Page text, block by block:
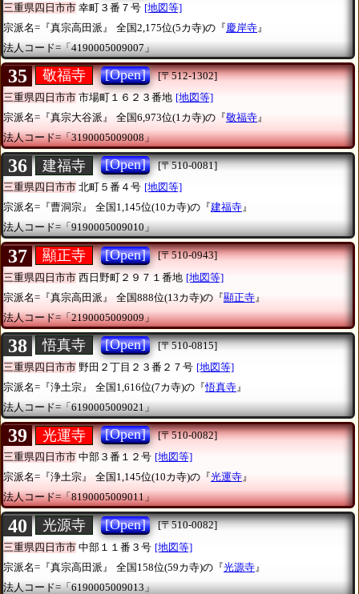
三重県四日市市 幸町３番７号 [地図等]
宗派名=『真宗高田派』
全国2,175位(5カ寺)の『慶岸寺 』
法人コード=「4190005009007」
35 敬福寺 [Open]
[〒512-1302]
三重県四日市市 市場町１６２３番地 [地図等]
宗派名=『真宗大谷派』
全国6,973位(1カ寺)の『敬福寺 』
法人コード=「3190005009008」
36 建福寺 [Open]
[〒510-0081]
三重県四日市市 北町５番４号 [地図等]
宗派名=『曹洞宗』
全国1,145位(10カ寺)の『建福寺』
法人コード=「9190005009010」
37 顯正寺 [Open]
[〒510-0943]
三重県四日市市 西日野町２９７１番地 [地図等]
宗派名=『真宗高田派』
全国888位(13カ寺)の『顯正寺 』
法人コード=「2190005009009」
38 悟真寺 [Open]
[〒510-0815]
三重県四日市市 野田２丁目２３番２７号 [地図等]
宗派名=『浄土宗』
全国1,616位(7カ寺)の『悟真寺 』
法人コード=「6190005009021」
39 光運寺 [Open]
[〒510-0082]
三重県四日市市 中部３番１２号 [地図等]
宗派名=『浄土宗』
全国1,145位(10カ寺)の『光運寺』
法人コード=「8190005009011」
40 光源寺 [Open]
[〒510-0082]
三重県四日市市 中部１１番３号 [地図等]
宗派名=『真宗高田派』
全国158位(59カ寺)の『光源寺 』
法人コード=「6190005009013」